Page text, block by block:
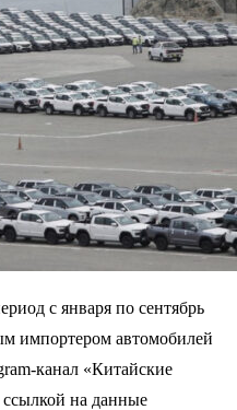
с января по сентябрь
импортером автомобилей
канал «Китайские
ссылкой на данные